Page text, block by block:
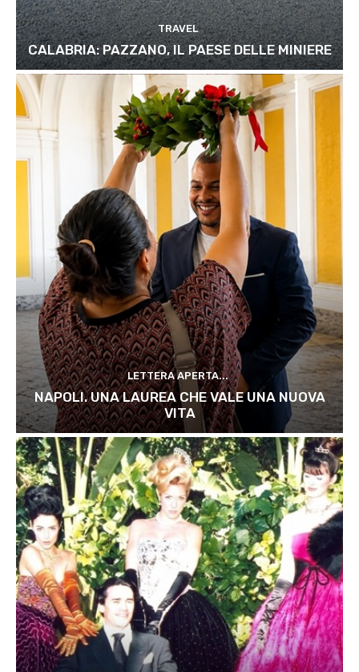
TRAVEL
CALABRIA: PAZZANO, IL PAESE DELLE MINIERE
LETTERA APERTA...
NAPOLI. UNA LAUREA CHE VALE UNA NUOVA
VITA